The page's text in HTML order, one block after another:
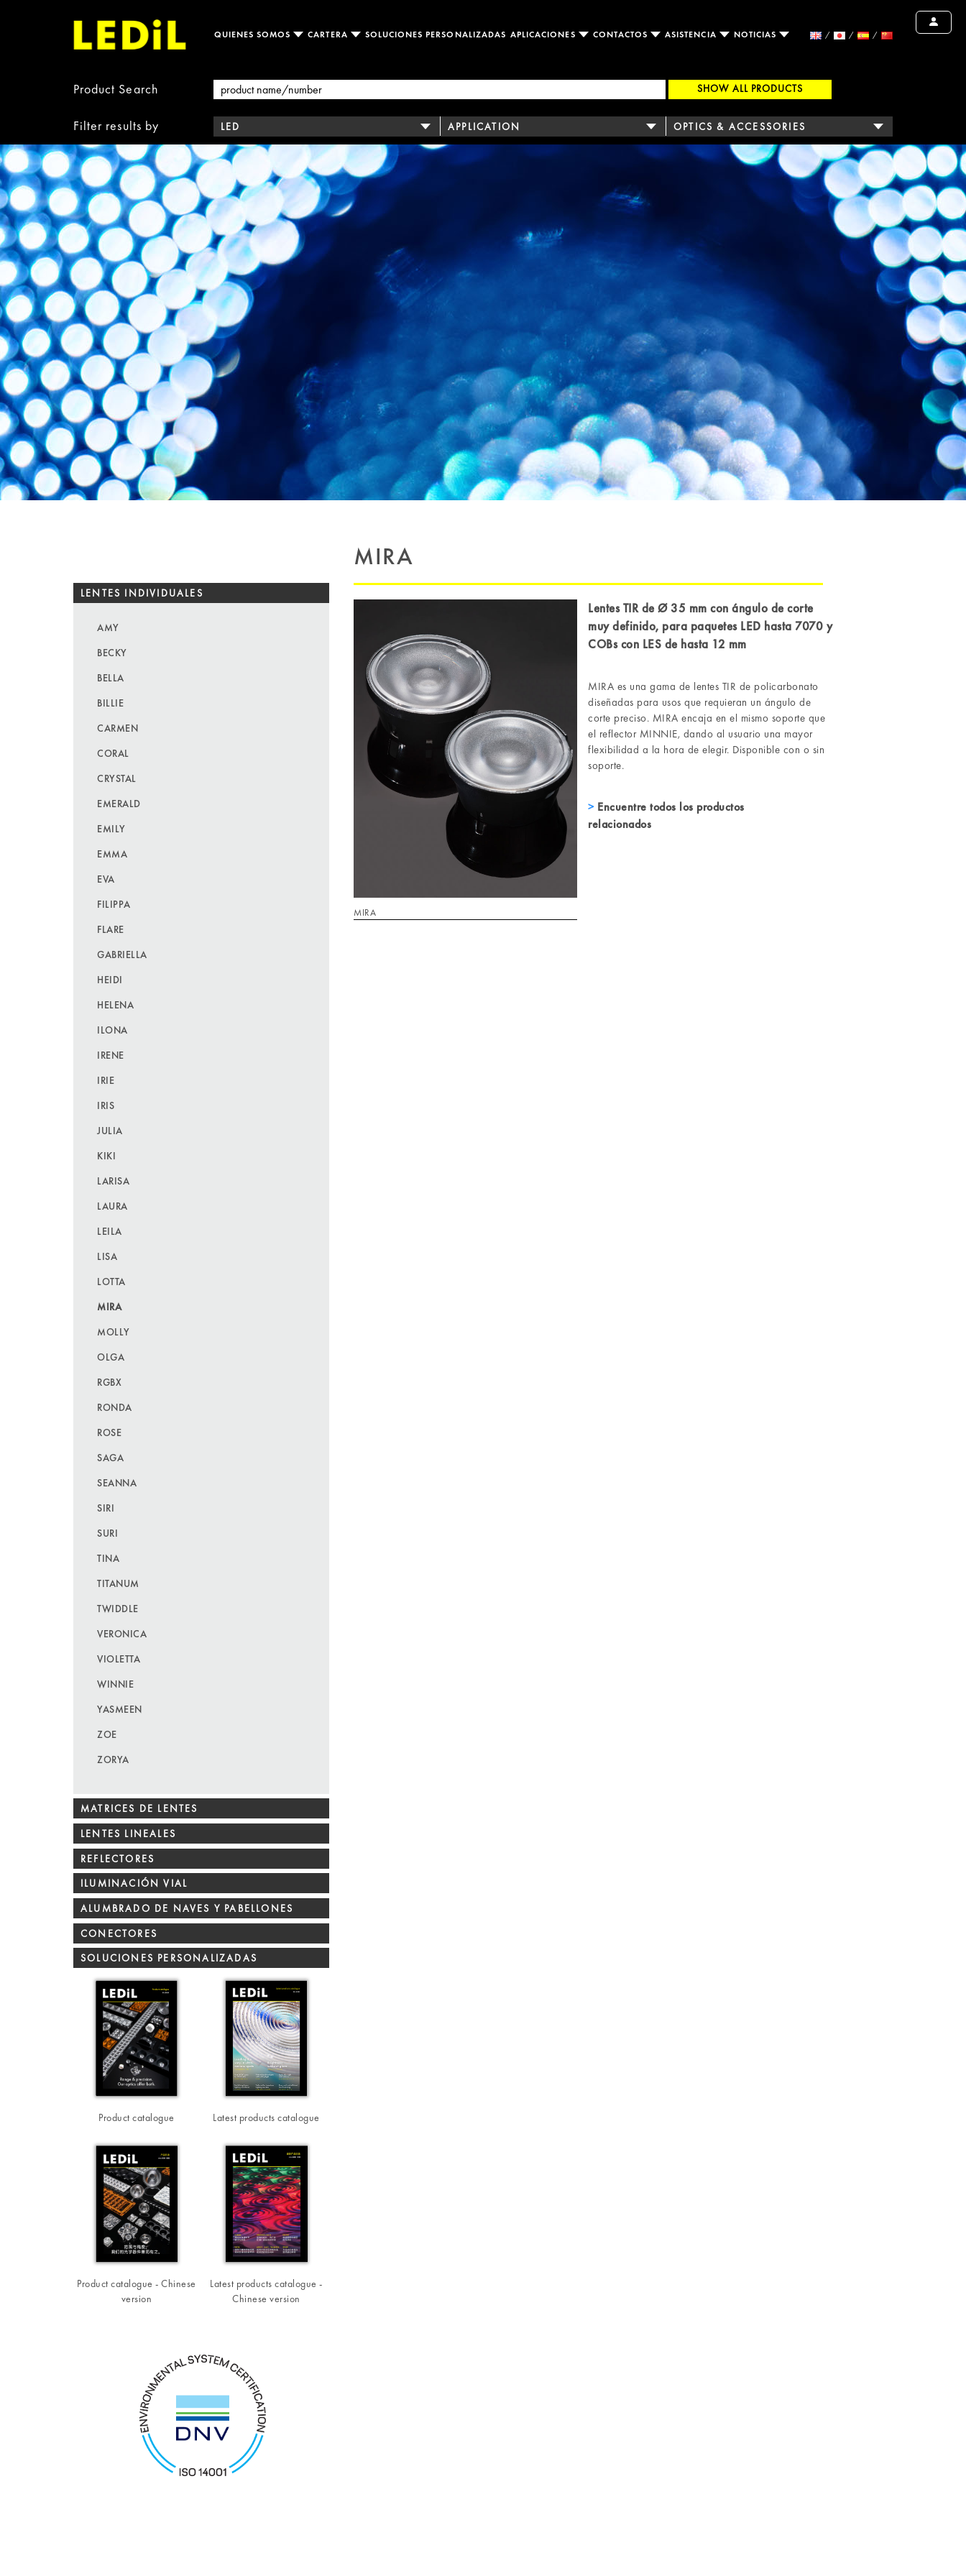
QUIENES SOMOS CARTERA SOLUCIONES PERSONALIZADAS APLICACIONES CONTACTOS ASISTENCIA NOTICIAS
Product Search SHOW ALL PRODUCTS
Filter results by LED APPLICATION OPTICS & ACCESSORIES
LENTES INDIVIDUALES
AMY
BECKY
BELLA
BILLIE
CARMEN
CORAL
CRYSTAL
EMERALD
EMILY
EMMA
EVA
FILIPPA
FLARE
GABRIELLA
HEIDI
HELENA
ILONA
IRENE
IRIE
IRIS
JULIA
KIKI
LARISA
LAURA
LEILA
LISA
LOTTA
MIRA
MOLLY
OLGA
RGBX
RONDA
ROSE
SAGA
SEANNA
SIRI
SURI
TINA
TITANUM
TWIDDLE
VERONICA
VIOLETTA
WINNIE
YASMEEN
ZOE
ZORYA
MATRICES DE LENTES
LENTES LINEALES
REFLECTORES
ILUMINACIÓN VIAL
ALUMBRADO DE NAVES Y PABELLONES
CONECTORES
SOLUCIONES PERSONALIZADAS
Product catalogue Latest products catalogue
Product catalogue - Chinese
version
Latest products catalogue -
Chinese version
MIRA
MIRA
Lentes TIR de Ø 35 mm con ángulo de corte
muy definido, para paquetes LED hasta 7070 y
COBs con LES de hasta 12 mm
MIRA es una gama de lentes TIR de policarbonato
diseñadas para usos que requieran un ángulo de
corte preciso. MIRA encaja en el mismo soporte que
el reflector MINNIE, dando al usuario una mayor
flexibilidad a la hora de elegir. Disponible con o sin
soporte.
Encuentre todos los productos
relacionados